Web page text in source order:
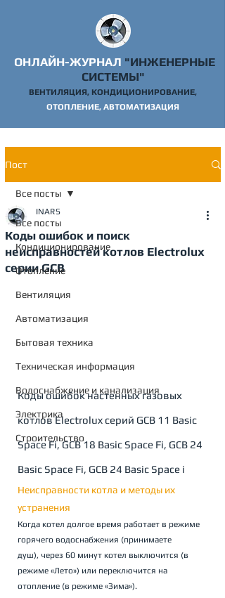
ОНЛАЙН-ЖУРНАЛ "ИНЖЕНЕРНЫЕ
СИСТЕМЫ"
ВЕНТИЛЯЦИЯ, КОНДИЦИОНИРОВАНИЕ,
ОТОПЛЕНИЕ, АВТОМАТИЗАЦИЯ
Пост
Все посты
Кондиционирование
Отопление
Вентиляция
Автоматизация
Бытовая техника
Техническая информация
Водоснабжение и канализация
Электрика
Строительство
Все посты
Коды ошибок и поиск
неисправностей котлов Electrolux
серии GCB
INARS
Коды ошибок настенных газовых
котлов Electrolux серий GCB 11 Basic
Space Fi, GCB 18 Basic Space Fi, GCB 24
Basic Space Fi, GCB 24 Basic Space i
Неисправности котла и методы их
устранения
Когда котел долгое время работает в режиме
горячего водоснабжения (принимаете
душ), через 60 минут котел выключится (в
режиме «Лето») или переключится на
отопление (в режиме «Зима»).